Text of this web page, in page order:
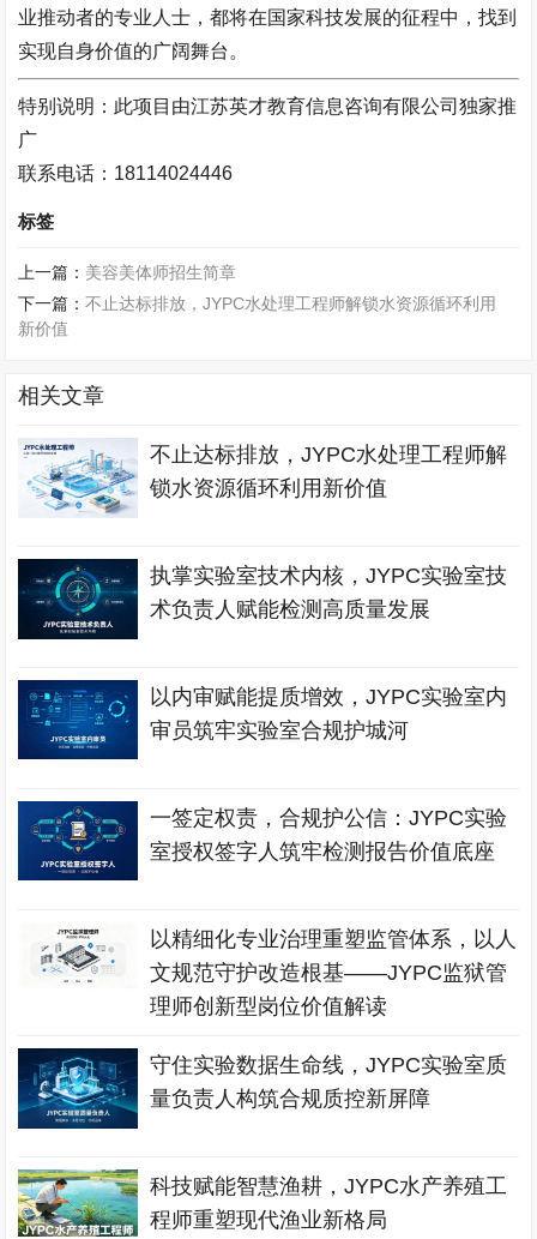
业推动者的专业人士，都将在国家科技发展的征程中，找到
实现自身价值的广阔舞台。
特别说明：此项目由江苏英才教育信息咨询有限公司独家推
广
联系电话：18114024446
标签
上一篇： 美容美体师招生简章
下一篇：不止达标排放，JYPC水处理工程师解锁水资源循环利用
新价值
相关文章
不止达标排放，JYPC水处理工程师解
锁水资源循环利用新价值
执掌实验室技术内核，JYPC实验室技
术负责人赋能检测高质量发展
以内审赋能提质增效，JYPC实验室内
审员筑牢实验室合规护城河
一签定权责，合规护公信：JYPC实验
室授权签字人筑牢检测报告价值底座
以精细化专业治理重塑监管体系，以人
文规范守护改造根基——JYPC监狱管
理师创新型岗位价值解读
守住实验数据生命线，JYPC实验室质
量负责人构筑合规质控新屏障
科技赋能智慧渔耕，JYPC水产养殖工
程师重塑现代渔业新格局